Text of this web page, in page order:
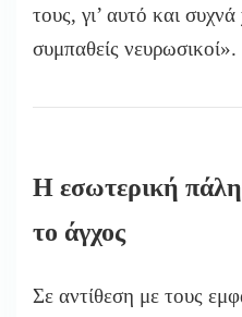
τους, γι’ αυτό και
συμπαθείς νευρωσικοί».
Η εσωτερική
το άγχος
Σε αντίθεση με τους